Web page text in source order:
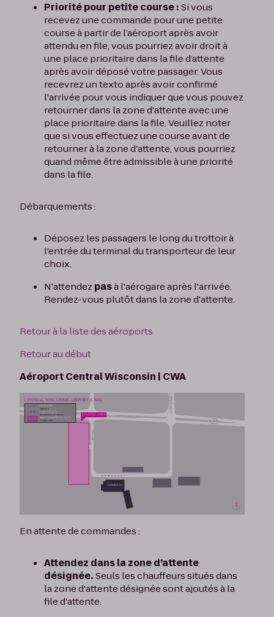
Priorité pour petite course :Si vous
recevez une commande pour une petite
course à partir de l’aéroport après avoir
attendu en file, vous pourriez avoir droit à
une place prioritaire dans la file d’attente
après avoir déposé votre passager. Vous
recevrez un texto après avoir confirmé
l'arrivée pour vous indiquer que vous pouvez
retourner dans la zone d'attente avec une
place prioritaire dans la file. Veuillez noter
que si vous effectuez une course avant de
retourner à la zone d'attente, vous pourriez
quand même être admissible à une priorité
dans la file.
Débarquements :
Déposez les passagers le long du trottoir à
l'entrée du terminal du transporteur de leur
choix.
N'attendez pasà l'aérogare après l'arrivée.
Rendez-vous plutôt dans la zone d'attente.
Retour à la liste des aéroports
Retour au début
Aéroport Central Wisconsin | CWA
En attente de commandes :
Attendez dans la zone d’attente
désignée.Seuls les chauffeurs situés dans
la zone d'attente désignée sont ajoutés à la
file d'attente.